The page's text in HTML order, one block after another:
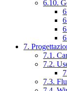
6.10.
7.
7.1.
7.2.
7.3.